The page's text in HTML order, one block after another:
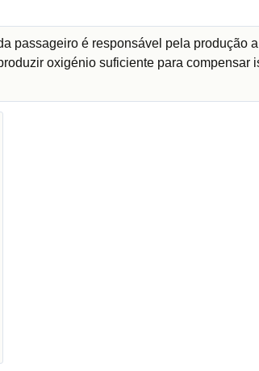
passageiro é responsável pela produção
oxigénio suficiente para compensar